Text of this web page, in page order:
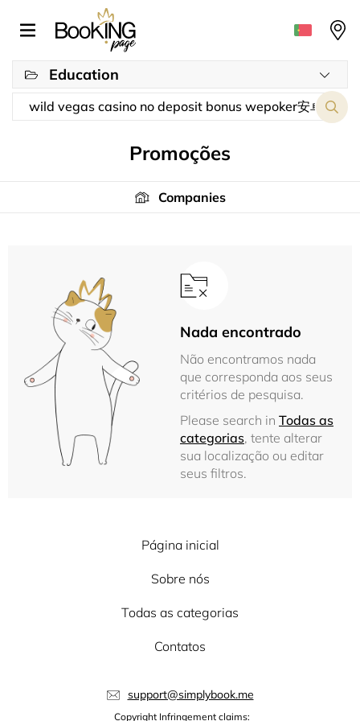
Education
Promoções
Companies
Nada encontrado
Não encontramos nada
que corresponda aos seus
critérios de pesquisa.
Please search in Todas as
categorias, tente alterar
sua localização ou editar
seus filtros.
Página inicial
Sobre nós
Todas as categorias
Contatos
support@simplybook.me
Copyright Infringement claims: